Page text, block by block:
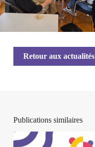
Retour aux actualités
Publications similaires